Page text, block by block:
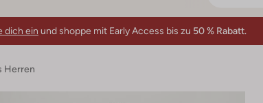
dich ein und shoppe mit Early Access bis zu 50 % Rabatt.
Herren